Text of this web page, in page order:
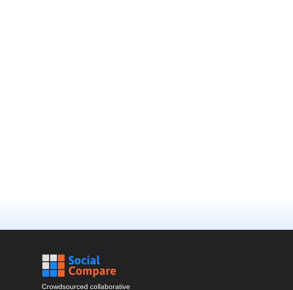
Crowdsourced collaborative